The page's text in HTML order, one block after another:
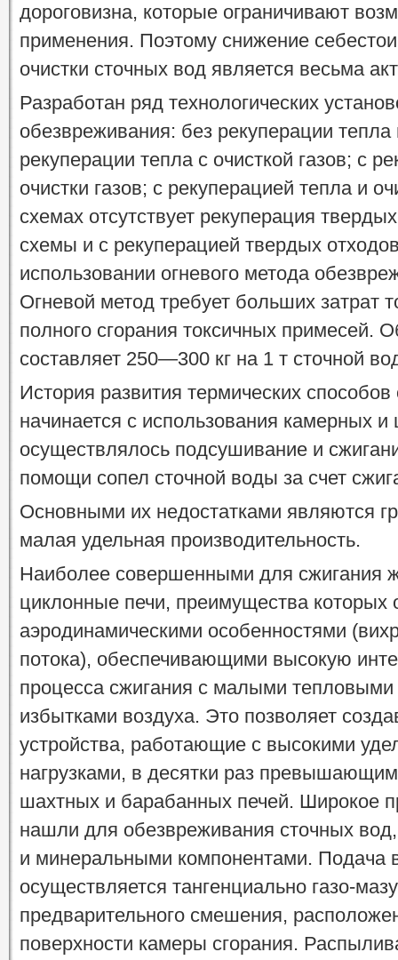
дороговизна, которые ограничивают
применения. Поэтому снижение
очистки сточных вод является весьма
Разработан ряд технологических
обезвреживания: без рекуперации тепла
рекуперации тепла с очисткой газов; с
очистки газов; с рекуперацией тепла и
схемах отсутствует рекуперация
схемы и с рекуперацией твердых
использовании огневого метода
Огневой метод требует больших затрат
полного сгорания токсичных примесей.
составляет 250—300 кг на 1 т сточной
История развития термических
начинается с использования камерных
осуществлялось подсушивание и
помощи сопел сточной воды за счет
Основными их недостатками являются
малая удельная производительность.
Наиболее совершенными для сжигания
циклонные печи, преимущества которых
аэродинамическими особенностями
потока), обеспечивающими высокую
процесса сжигания с малыми
избытками воздуха. Это позволяет
устройства, работающие с высокими
нагрузками, в десятки раз
шахтных и барабанных печей. Широкое
нашли для обезвреживания сточных
и минеральными компонентами. Подача
осуществляется тангенциально газо-
предварительного смешения,
поверхности камеры сгорания.